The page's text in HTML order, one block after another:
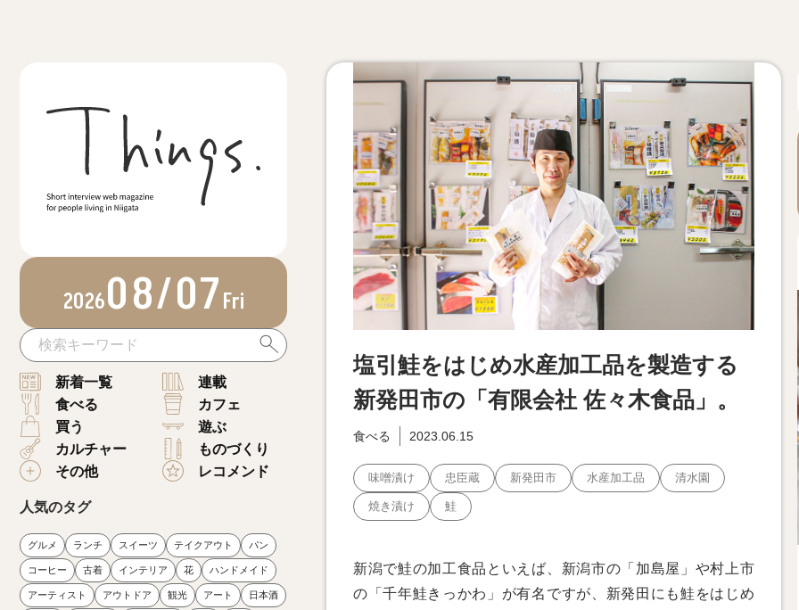
202608/07Fri
新着一覧
連載
食べる
カフェ
買う
遊ぶ
カルチャー
ものづくり
その他
レコメンド
人気のタグ
グルメ ランチ スイーツ テイクアウト パン
コーヒー 古着 インテリア 花 ハンドメイド
アーティスト アウトドア 観光 アート 日本酒
塩引鮭をはじめ水産加工品を製造する
新発田市の「有限会社 佐々木食品」。
食べる 2023.06.15
味噌漬け 忠臣蔵 新発田市 水産加工品 清水園
焼き漬け 鮭
新潟で鮭の加工食品といえば、新潟市の「加島屋」や村上市
の「千年鮭きっかわ」が有名ですが、新発田にも鮭をはじめ